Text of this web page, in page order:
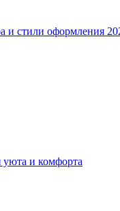
и стили оформления
уюта и комфорта